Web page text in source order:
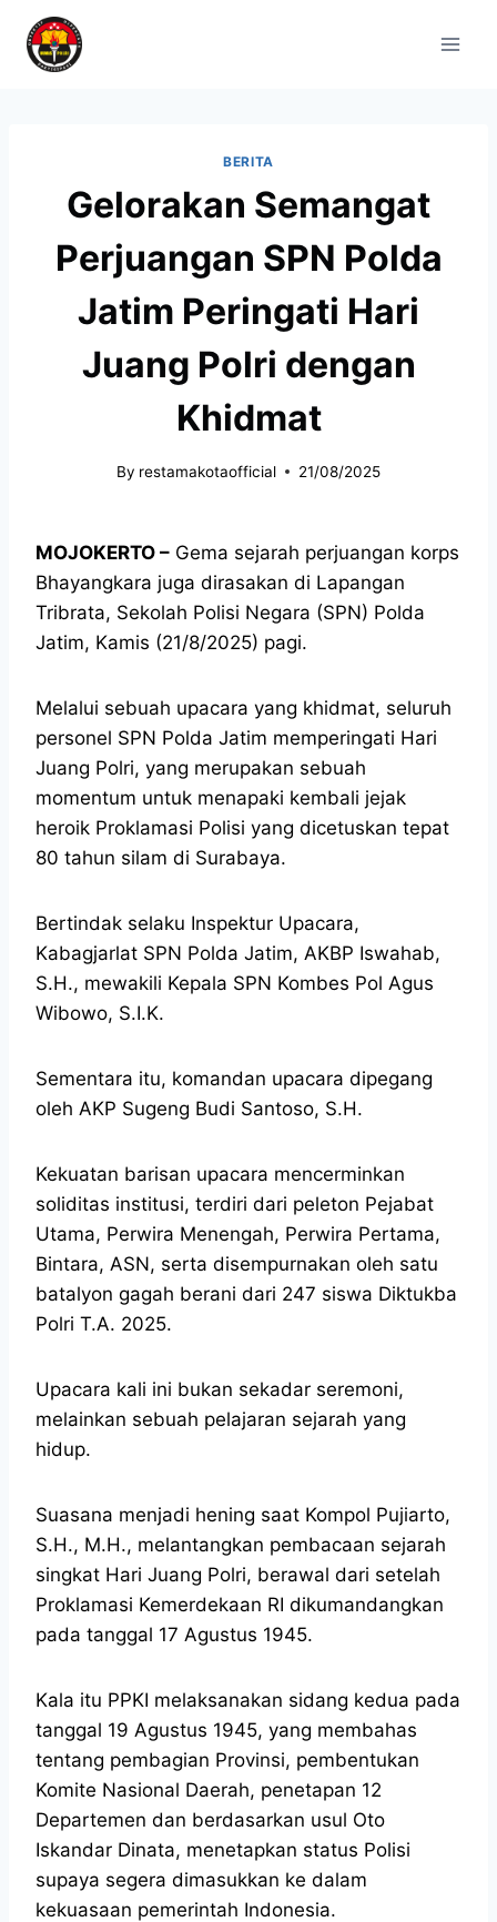
BERITA
Gelorakan Semangat
Perjuangan SPN Polda
Jatim Peringati Hari
Juang Polri dengan
Khidmat
By restamakotaofficial 21/08/2025
MOJOKERTO – Gema sejarah perjuangan korps
Bhayangkara juga dirasakan di Lapangan
Tribrata, Sekolah Polisi Negara (SPN) Polda
Jatim, Kamis (21/8/2025) pagi.
Melalui sebuah upacara yang khidmat, seluruh
personel SPN Polda Jatim memperingati Hari
Juang Polri, yang merupakan sebuah
momentum untuk menapaki kembali jejak
heroik Proklamasi Polisi yang dicetuskan tepat
80 tahun silam di Surabaya.
Bertindak selaku Inspektur Upacara,
Kabagjarlat SPN Polda Jatim, AKBP Iswahab,
S.H., mewakili Kepala SPN Kombes Pol Agus
Wibowo, S.I.K.
Sementara itu, komandan upacara dipegang
oleh AKP Sugeng Budi Santoso, S.H.
Kekuatan barisan upacara mencerminkan
soliditas institusi, terdiri dari peleton Pejabat
Utama, Perwira Menengah, Perwira Pertama,
Bintara, ASN, serta disempurnakan oleh satu
batalyon gagah berani dari 247 siswa Diktukba
Polri T.A. 2025.
Upacara kali ini bukan sekadar seremoni,
melainkan sebuah pelajaran sejarah yang
hidup.
Suasana menjadi hening saat Kompol Pujiarto,
S.H., M.H., melantangkan pembacaan sejarah
singkat Hari Juang Polri, berawal dari setelah
Proklamasi Kemerdekaan RI dikumandangkan
pada tanggal 17 Agustus 1945.
Kala itu PPKI melaksanakan sidang kedua pada
tanggal 19 Agustus 1945, yang membahas
tentang pembagian Provinsi, pembentukan
Komite Nasional Daerah, penetapan 12
Departemen dan berdasarkan usul Oto
Iskandar Dinata, menetapkan status Polisi
supaya segera dimasukkan ke dalam
kekuasaan pemerintah Indonesia.